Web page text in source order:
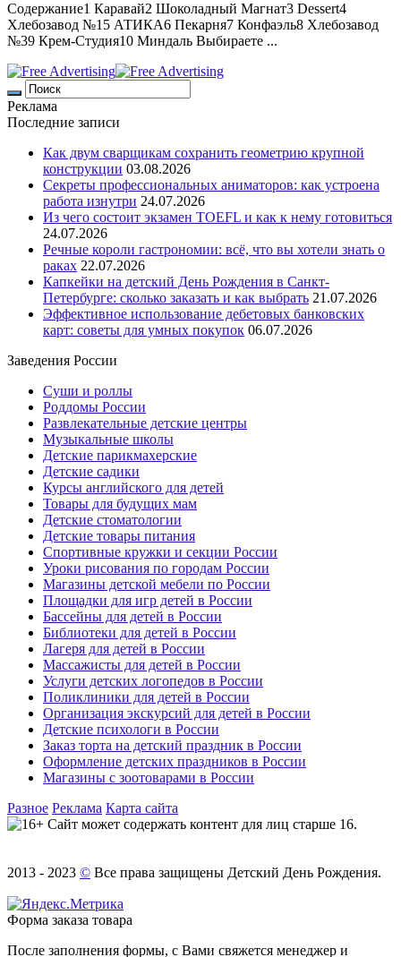
Содержание1 Каравай2 Шоколадный Магнат3 Dessert4
Хлебозавод №15 АТИКА6 Пекарня7 Конфаэль8 Хлебозавод
№39 Крем-Студия10 Миндаль Выбираете ...
Реклама
Последние записи
Как двум сварщикам сохранить геометрию крупной
конструкции 03.08.2026
Секреты профессиональных аниматоров: как устроена
работа изнутри 24.07.2026
Из чего состоит экзамен TOEFL и как к нему готовиться
24.07.2026
Речные короли гастрономии: всё, что вы хотели знать о
раках 22.07.2026
Капкейки на детский День Рождения в Санкт-
Петербурге: сколько заказать и как выбрать 21.07.2026
Эффективное использование дебетовых банковских
карт: советы для умных покупок 06.07.2026
Заведения России
Суши и роллы
Роддомы России
Развлекательные детские центры
Музыкальные школы
Детские парикмахерские
Детские садики
Курсы английского для детей
Товары для будущих мам
Детские стоматологии
Детские товары питания
Спортивные кружки и секции России
Уроки рисования по городам России
Магазины детской мебели по России
Площадки для игр детей в России
Бассейны для детей в России
Библиотеки для детей в России
Лагеря для детей в России
Массажисты для детей в России
Услуги детских логопедов в России
Поликлиники для детей в России
Организация экскурсий для детей в России
Детские психологи в России
Заказ торта на детский праздник в России
Оформление детских праздников в России
Магазины с зоотоварами в России
Разное Реклама Карта сайта
Сайт может содержать контент для лиц старше 16.
2013 - 2023 © Все права защищены Детский День Рождения.
Форма заказа товара
После заполнения формы, с Вами свяжется менеджер и